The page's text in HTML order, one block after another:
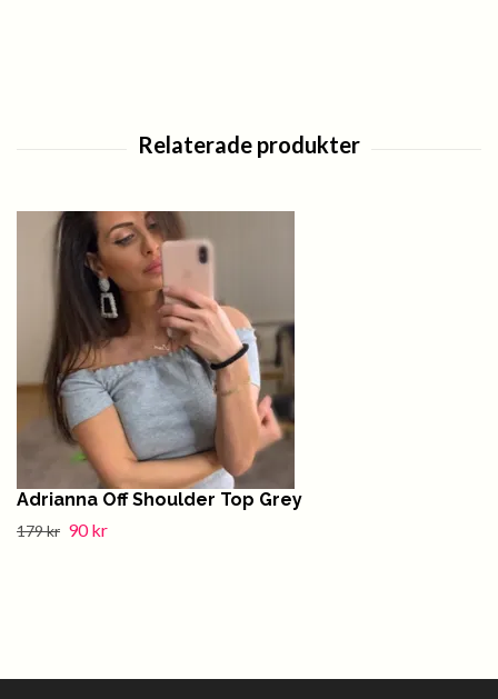
Adrianna Off Shoulder Top Grey
179 kr 90 kr